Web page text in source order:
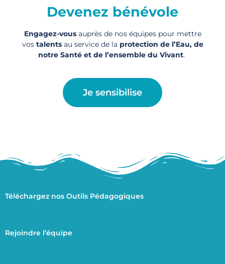
Devenez bénévole
Engagez-vousauprès de nos équipes pour mettre
vos talentsau service de la protection de l’Eau, de
notre Santé et de l’ensemble du Vivant.
Je sensibilise
Téléchargez nos Outils Pédagogiques
Rejoindre l’équipe